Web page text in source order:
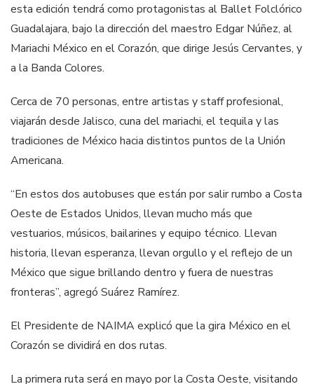
esta edición tendrá como protagonistas al Ballet Folclórico
Guadalajara, bajo la dirección del maestro Edgar Núñez, al
Mariachi México en el Corazón, que dirige Jesús Cervantes, y
a la Banda Colores.
Cerca de 70 personas, entre artistas y staff profesional,
viajarán desde Jalisco, cuna del mariachi, el tequila y las
tradiciones de México hacia distintos puntos de la Unión
Americana.
“En estos dos autobuses que están por salir rumbo a Costa
Oeste de Estados Unidos, llevan mucho más que
vestuarios, músicos, bailarines y equipo técnico. Llevan
historia, llevan esperanza, llevan orgullo y el reflejo de un
México que sigue brillando dentro y fuera de nuestras
fronteras”, agregó Suárez Ramírez.
El Presidente de NAIMA explicó que la gira México en el
Corazón se dividirá en dos rutas.
La primera ruta será en mayo por la Costa Oeste, visitando